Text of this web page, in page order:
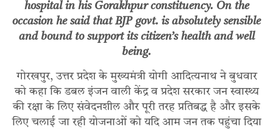
hospital in his Gorakhpur constituency. On the
occasion he said that BJP govt. is absolutely sensible
and bound to support its citizen’s health and well
being.
गोरखपुर, उत्तर प्रदेश के मुख्यमंत्री योगी आदित्यनाथ ने बुधवार
को कहा कि डबल इंजन वाली केंद्र व प्रदेश सरकार जन स्वास्थ्य
की रक्षा के लिए संवेदनशील और पूरी तरह प्रतिबद्ध है और इसके
लिए चलाई जा रही योजनाओं को यदि आम जन तक पहुंचा दिया